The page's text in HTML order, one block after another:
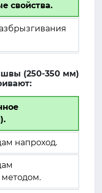
свойства.
швы (250-350 мм)
напроход.